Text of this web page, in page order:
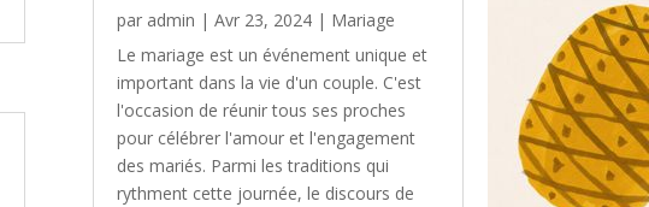
par admin |Avr 23, 2024 | Mariage
Le mariage est un événement unique et
important dans la vie d'un couple. C'est
l'occasion de réunir tous ses proches
pour célébrer l'amour et l'engagement
des mariés. Parmi les traditions qui
rythment cette journée, le discours de